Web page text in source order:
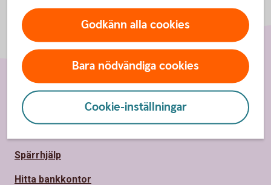
Godkänn alla cookies
Bara nödvändiga cookies
Cookie-inställningar
Sidfot
Hitta snabbt
Spärrhjälp
Hitta bankkontor